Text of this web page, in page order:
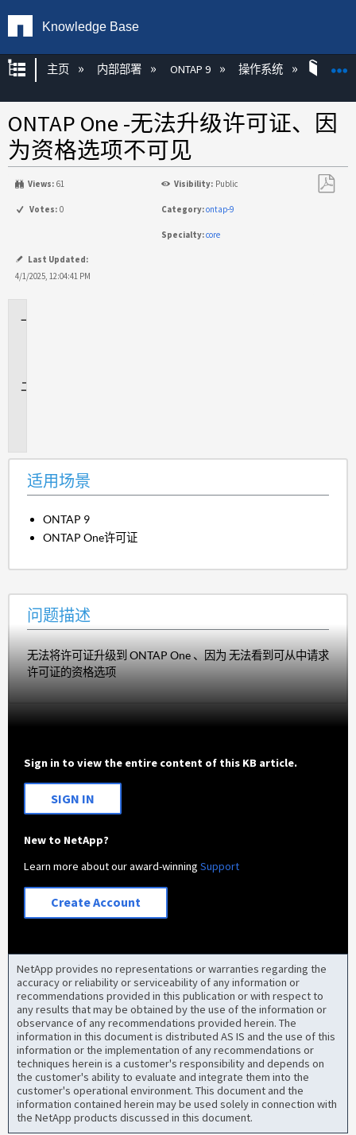
Knowledge Base
扩展/隐缩全局层次
主页 内部部署 ONTAP 9 操作系统
ONTAP One -无法升级许可证、因
为资格选项不可见
Views: 61 Visibility: Public
Votes: 0 Category:ontap-9
Specialty:core
Last Updated:
4/1/2025, 12:04:41 PM
适用场景
ONTAP 9
ONTAP One许可证
问题描述
无法将许可证升级到 ONTAP One 、因为 无法看到可从中请求
许可证的资格选项
Sign in to view the entire content of this KB article.
SIGN IN
New to NetApp?
Learn more about our award-winningSupport
Create Account
NetApp provides no representations or warranties regarding the
accuracy or reliability or serviceability of any information or
recommendations provided in this publication or with respect to
any results that may be obtained by the use of the information or
observance of any recommendations provided herein. The
information in this document is distributed AS IS and the use of this
information or the implementation of any recommendations or
techniques herein is a customer's responsibility and depends on
the customer's ability to evaluate and integrate them into the
customer's operational environment. This document and the
information contained herein may be used solely in connection with
the NetApp products discussed in this document.